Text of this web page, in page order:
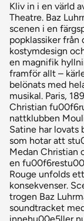
Kliv in i en värld
Theatre. Baz
scenen i en
popklassiker från
kostymdesign
en magnifik
framför allt –
belönats med
musikal. Paris,
Christian
nattklubben
Satine har lovats
som hotar att
Medan Christian
en
Rouge unfolds
konsekvenser.
trogen Baz
soundtracket